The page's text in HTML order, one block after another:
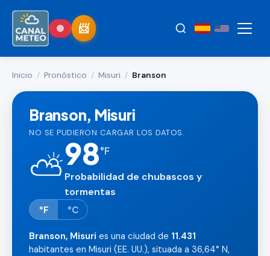
Inicio / Pronóstico / Misuri / Branson
Branson, Misuri
NO SE PUDIERON CARGAR LOS DATOS.
⛅98°F
Probabilidad de chubascos y
tormentas
°F °C
Branson, Misuri es una ciudad de 11.431
habitantes en Misuri (EE. UU.), situada a 36,64° N,